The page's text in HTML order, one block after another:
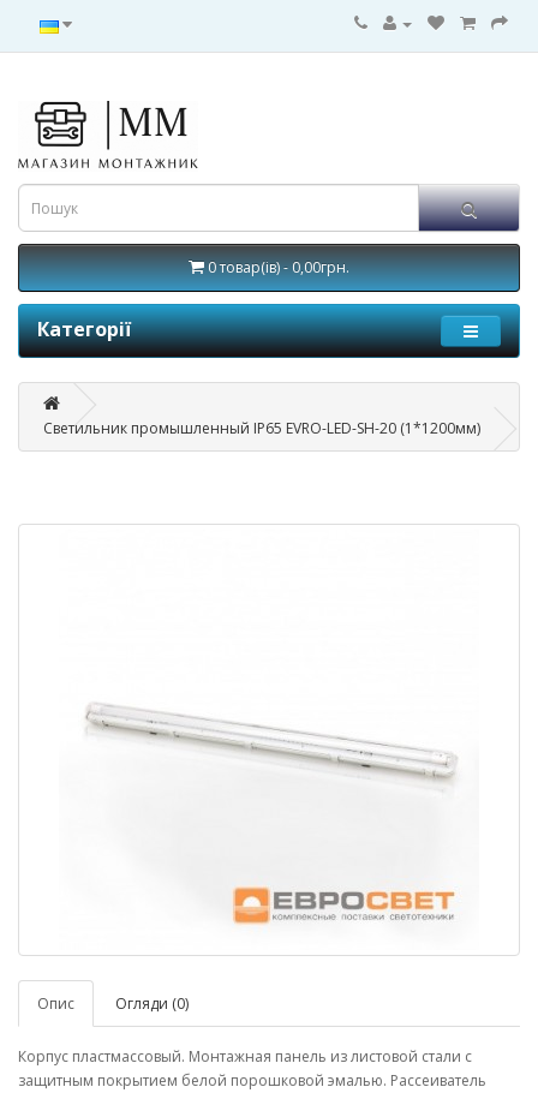
0 товар(ів) - 0,00грн.
Категорії
Cветильник промышленный IP65 EVRO-LED-SH-20 (1*1200мм)
Опис Огляди (0)
Корпус пластмассовый. Монтажная панель из листовой стали с
защитным покрытием белой порошковой эмалью. Рассеиватель